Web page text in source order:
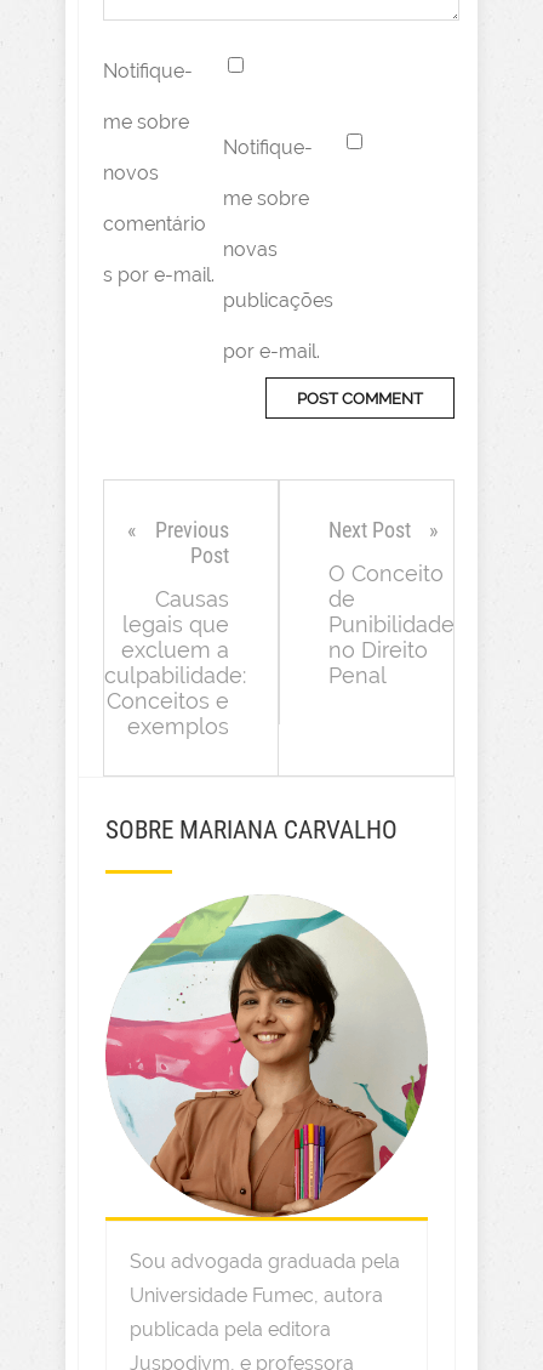
Notifique-
me sobre
novos
comentário
s por e-mail.
Notifique-
me sobre
novas
publicações
por e-mail.
Previous
Post
Causas
legais que
excluem a
culpabilidade:
Conceitos e
exemplos
Next Post
O Conceito
de
Punibilidade
no Direito
Penal
SOBRE MARIANA CARVALHO
Sou advogada graduada pela
Universidade Fumec, autora
publicada pela editora
Juspodivm, e professora